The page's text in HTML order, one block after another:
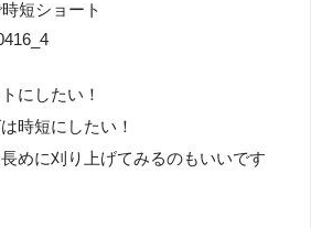
にしたい！
時短にしたい！
めに刈り上げてみるのもいいです